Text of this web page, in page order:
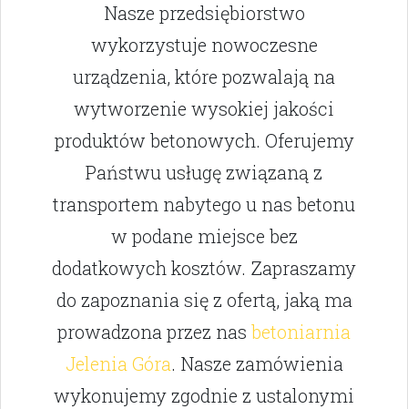
Nasze przedsiębiorstwo
wykorzystuje nowoczesne
urządzenia, które pozwalają na
wytworzenie wysokiej jakości
produktów betonowych. Oferujemy
Państwu usługę związaną z
transportem nabytego u nas betonu
w podane miejsce bez
dodatkowych kosztów. Zapraszamy
do zapoznania się z ofertą, jaką ma
prowadzona przez nas betoniarnia
Jelenia Góra. Nasze zamówienia
wykonujemy zgodnie z ustalonymi